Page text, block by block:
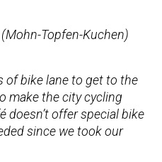
Topfen-Kuchen)
of bike lane to get to the
make the city cycling
doesn’t offer special bike
since we took our